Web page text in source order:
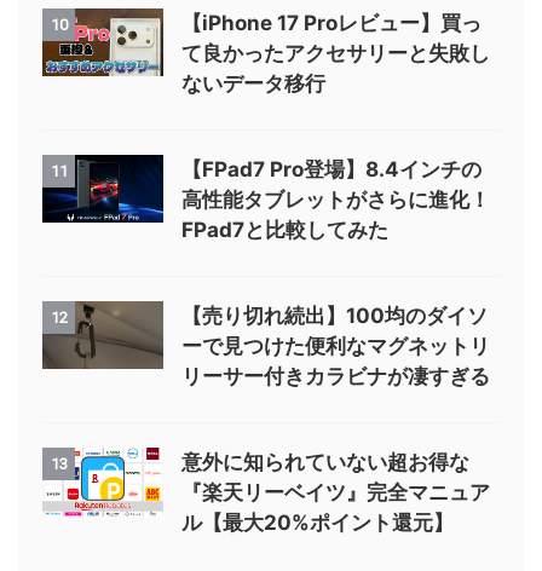
8
iPad (A16)をコストコより安く買
う！楽天ポイント2重取りの完全
ガイド
9
【iPhone 17 ＆ 17 Pro向け】買っ
て後悔なし！必須アクセサリー20
選
10
【iPhone 17 Proレビュー】買っ
て良かったアクセサリーと失敗し
ないデータ移行
11
【FPad7 Pro登場】8.4インチの
高性能タブレットがさらに進化！
FPad7と比較してみた